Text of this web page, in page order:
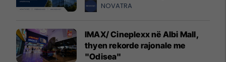
NOVATRA
IMAX/ Cineplexx në Albi Mall,
thyen rekorde rajonale me
"Odisea"